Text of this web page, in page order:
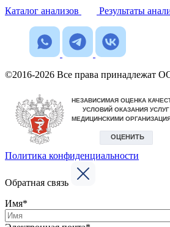
Каталог анализов
Результаты
©2016-2026 Все права принадлежат
Политика конфиденциальности
Обратная связь
Имя*